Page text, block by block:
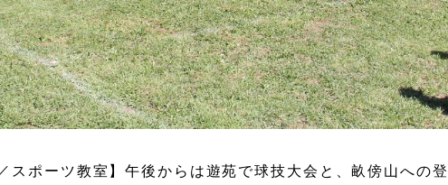
スポーツ教室】午後からは遊苑で球技大会と、畝傍山への